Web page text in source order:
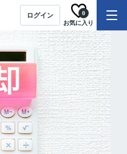
ログイン
お気に入り
0